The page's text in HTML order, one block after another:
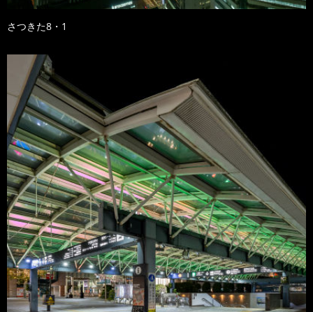
さつきた8・1